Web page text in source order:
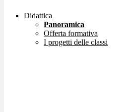
Didattica
Panoramica
Offerta formativa
I progetti delle classi